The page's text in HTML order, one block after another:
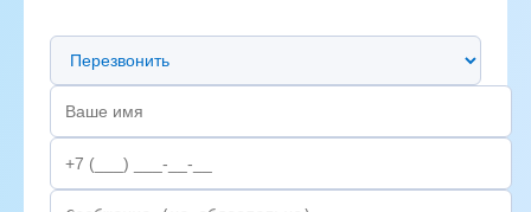
Предпочтительный способ связи